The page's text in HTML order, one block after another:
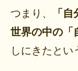
つまり、
「
世界の中の「
しにきたとい